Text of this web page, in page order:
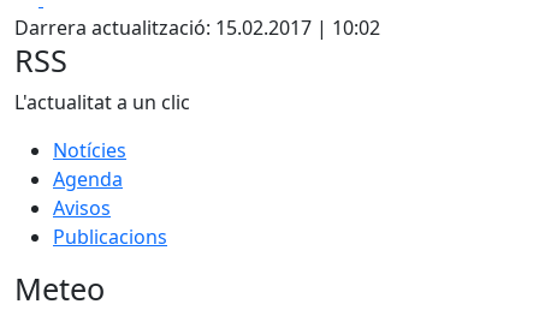
+
−
Darrera actualització: 15.02.2017 | 10:02
RSS
L'actualitat a un clic
Notícies
Agenda
Avisos
Publicacions
Meteo